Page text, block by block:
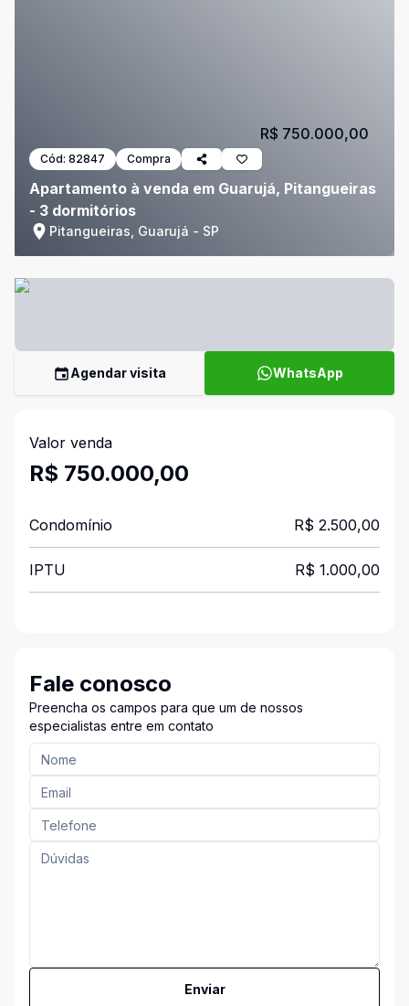
Cód: 82847 Compra
Apartamento à venda em Guarujá, Pitangueiras
- 3 dormitórios
Pitangueiras, Guarujá - SP
R$ 750.000,00
Agendar visita WhatsApp
Valor venda
R$ 750.000,00
Condomínio R$ 2.500,00
IPTU R$ 1.000,00
Fale conosco
Preencha os campos para que um de nossos
especialistas entre em contato
Enviar